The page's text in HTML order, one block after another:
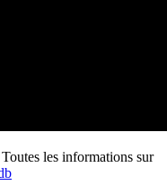
les informations sur